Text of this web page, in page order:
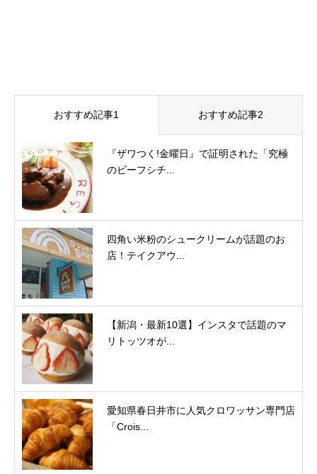
おすすめ記事1 おすすめ記事2
『ザワつく!金曜日』で証明された「究極
のビーフシチ...
四角い米粉のシュークリームが話題のお
店！テイクアウ...
【新潟・最新10選】インスタで話題のマ
リトッツオが...
愛知県春日井市に人気クロワッサン専門店
「Crois...